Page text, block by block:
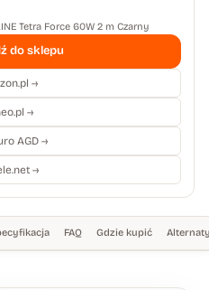
Tetra Force 60W 2 m Czarny
do sklepu
→
→
AGD →
→
FAQ Gdzie kupić